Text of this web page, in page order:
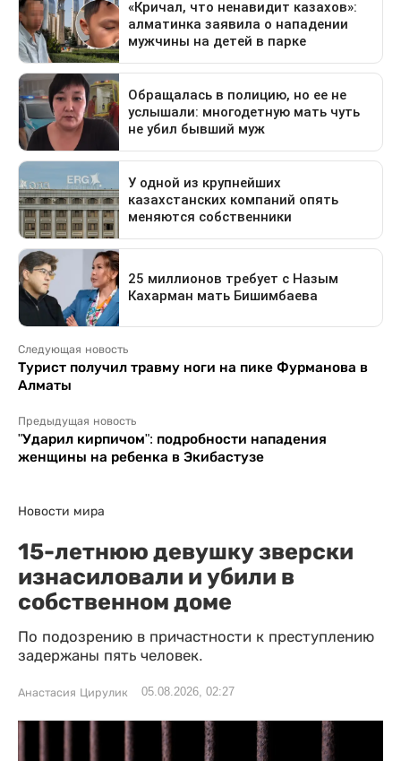
Следующая новость
Турист получил травму ноги на пике Фурманова в
Алматы
Предыдущая новость
"Ударил кирпичом": подробности нападения
женщины на ребенка в Экибастузе
Новости мира
15-летнюю девушку зверски
изнасиловали и убили в
собственном доме
По подозрению в причастности к преступлению
задержаны пять человек.
Анастасия Цирулик 05.08.2026, 02:27